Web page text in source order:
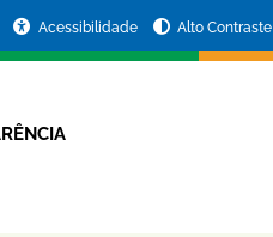
Acessibilidade Alto Contraste